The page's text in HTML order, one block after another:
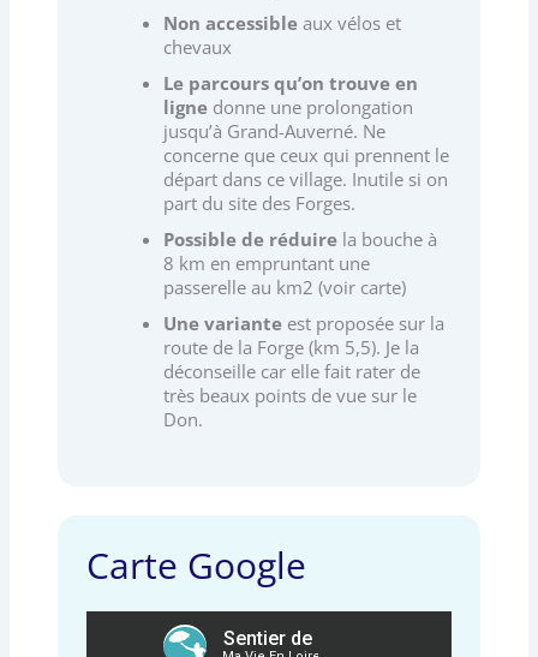
Non accessibleaux vélos et
chevaux
Le parcours qu’on trouve en
ligne donne une prolongation
jusqu’à Grand-Auverné. Ne
concerne que ceux qui prennent le
départ dans ce village. Inutile si on
part du site des Forges.
Possible de réduire la bouche à
8 km en empruntant une
passerelle au km2 (voir carte)
Une varianteest proposée sur la
route de la Forge (km 5,5). Je la
déconseille car elle fait rater de
très beaux points de vue sur le
Don.
Carte Google